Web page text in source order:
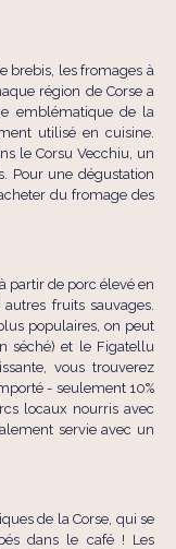
brebis, les fromages à
région de Corse a
emblématique de la
utilisé en cuisine.
le Corsu Vecchiu, un
Pour une dégustation
du fromage des
partir de porc élevé en
fruits sauvages.
populaires, on peut
séché) et le Figatellu
vous trouverez
- seulement 10%
locaux nourris avec
servie avec un
de la Corse, qui se
dans le café ! Les